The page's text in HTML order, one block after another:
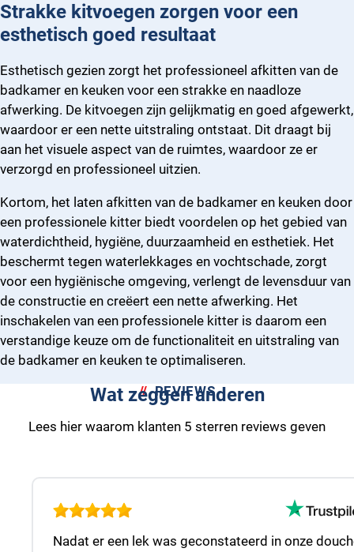
Strakke kitvoegen zorgen voor een
esthetisch goed resultaat
Esthetisch gezien zorgt het professioneel afkitten van de
badkamer en keuken voor een strakke en naadloze
afwerking. De kitvoegen zijn gelijkmatig en goed afgewerkt,
waardoor er een nette uitstraling ontstaat. Dit draagt bij
aan het visuele aspect van de ruimtes, waardoor ze er
verzorgd en professioneel uitzien.
Kortom, het laten afkitten van de badkamer en keuken door
een professionele kitter biedt voordelen op het gebied van
waterdichtheid, hygiëne, duurzaamheid en esthetiek. Het
beschermt tegen waterlekkages en vochtschade, zorgt
voor een hygiënische omgeving, verlengt de levensduur van
de constructie en creëert een nette afwerking. Het
inschakelen van een professionele kitter is daarom een
verstandige keuze om de functionaliteit en uitstraling van
de badkamer en keuken te optimaliseren.
REVIEWS
Wat zeggen anderen
Lees hier waarom klanten 5 sterren reviews geven
Nadat er een lek was geconstateerd in onze